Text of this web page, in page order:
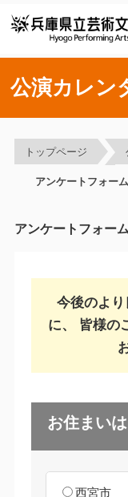
公演カレン
トップページ
アンケートフォーム
アンケートフォーム
今後のよ
に、
皆様の
お住まい
西宮市